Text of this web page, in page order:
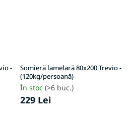
-
Somieră lamelară 80x200 Trevio -
(120kg/persoană)
În stoc (>6 buc.)
229 Lei